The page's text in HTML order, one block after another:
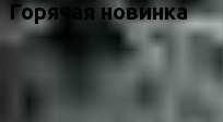
Горячая новинка